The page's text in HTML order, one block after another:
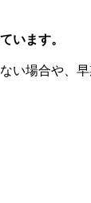
います。
い場合や、